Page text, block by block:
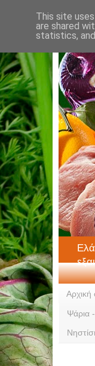
Αρχική
Ψάρια
This site
are shared
statistics,